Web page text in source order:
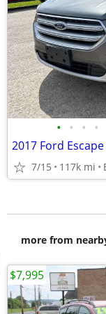
• • • •
7/15 117k mi
more from
$7,995